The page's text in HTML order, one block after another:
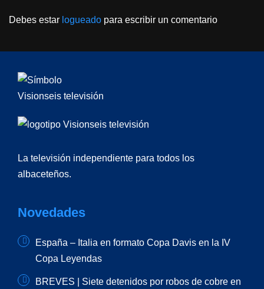
Debes estar logueado para escribir un comentario
La televisión independiente para todos los
albaceteños.
Novedades
España – Italia en formato Copa Davis en la IV
Copa Leyendas
BREVES | Siete detenidos por robos de cobre en